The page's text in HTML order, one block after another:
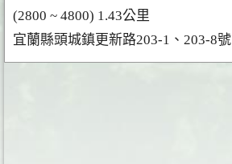
(2800 ~ 4800) 1.43公里
宜蘭縣頭城鎮更新路203-1、203-8號